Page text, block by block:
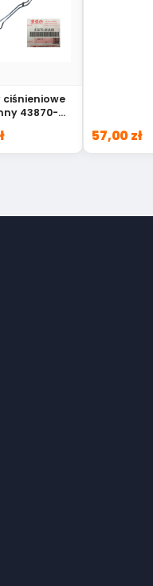
ciśnieniowe
43870-
57,00 zł